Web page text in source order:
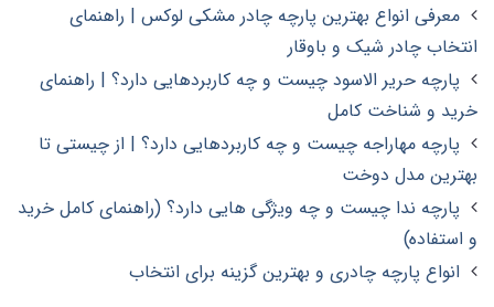
معرفی انواع بهترین پارچه چادر مشکی لوکس | راهنمای
انتخاب چادر شیک و باوقار
پارچه حریر الاسود چیست و چه کاربردهایی دارد؟ | راهنمای
خرید و شناخت کامل
پارچه مهاراجه چیست و چه کاربردهایی دارد؟ | از چیستی تا
بهترین مدل دوخت
پارچه ندا چیست و چه ویژگی هایی دارد؟ (راهنمای کامل خرید
و استفاده)
انواع پارچه چادری و بهترین گزینه برای انتخاب